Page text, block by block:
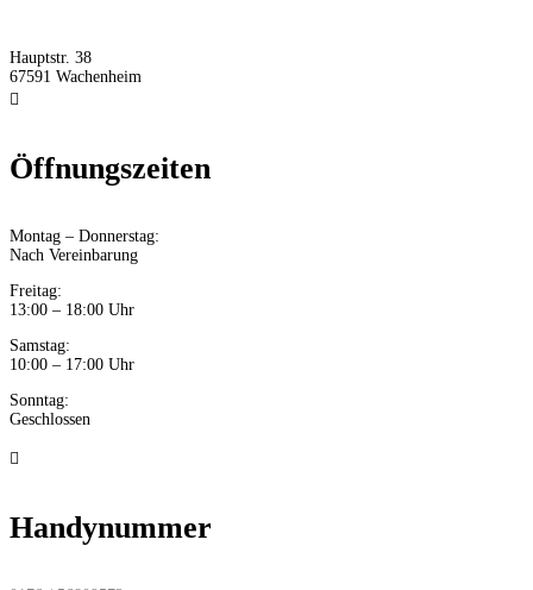
Hauptstr. 38
67591 Wachenheim

Öffnungszeiten
Montag – Donnerstag:
Nach Vereinbarung
Freitag:
13:00 – 18:00 Uhr
Samstag:
10:00 – 17:00 Uhr
Sonntag:
Geschlossen

Handynummer